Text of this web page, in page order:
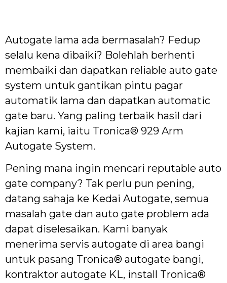
Autogate lama ada bermasalah? Fedup
selalu kena dibaiki? Bolehlah berhenti
membaiki dan dapatkan reliable auto gate
system untuk gantikan pintu pagar
automatik lama dan dapatkan automatic
gate baru. Yang paling terbaik hasil dari
kajian kami, iaitu Tronica® 929 Arm
Autogate System.
Pening mana ingin mencari reputable auto
gate company? Tak perlu pun pening,
datang sahaja ke Kedai Autogate, semua
masalah gate dan auto gate problem ada
dapat diselesaikan. Kami banyak
menerima servis autogate di area bangi
untuk pasang Tronica® autogate bangi,
kontraktor autogate KL, install Tronica®